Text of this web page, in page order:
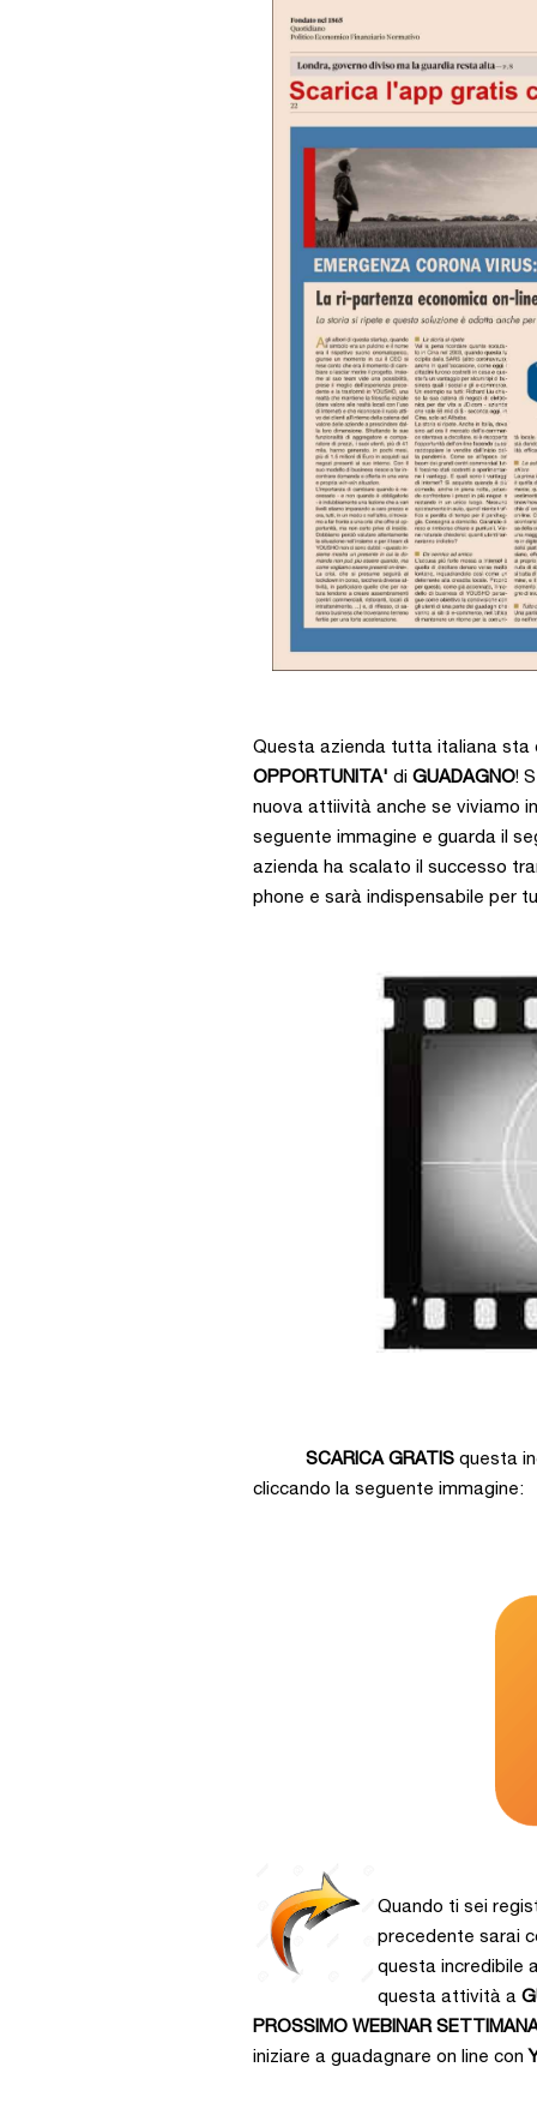
Questa azienda tutta italiana sta
OPPORTUNITA'diGUADAGNO!
nuova attiività anche se viviamo
seguente immagine e guarda il
azienda ha scalato il successo
phone e sarà indispensabile per
SCARICA GRATIS questa
cliccando la seguente immagine:
Quando ti sei
precedente sarai
questa incredibile
questa attività a
PROSSIMO WEBINAR
iniziare a guadagnare on line con